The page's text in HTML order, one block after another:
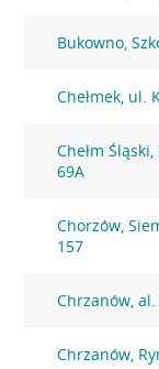
Bukowno,
Chełmek, ul.
Chełm Śląski,
69A
Chorzów,
157
Chrzanów,
Chrzanów,